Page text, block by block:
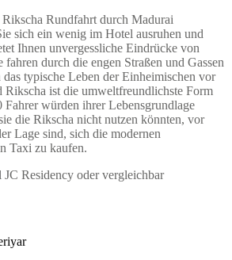
Rundfahrt durch Madurai
sich ein wenig im Hotel ausruhen und
Ihnen unvergessliche Eindrücke von
fahren durch die engen Straßen und Gassen
typische Leben der Einheimischen vor
Rikscha ist die umweltfreundlichste Form
Fahrer würden ihrer Lebensgrundlage
die Rikscha nicht nutzen könnten, vor
Lage sind, sich die modernen
Taxi zu kaufen.
Residency oder vergleichbar